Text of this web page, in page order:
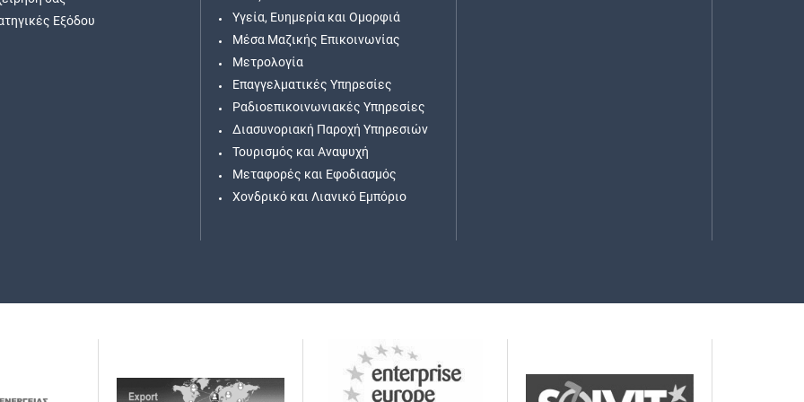
Εξόδου
Υγεία, Ευημερία και Ομορφιά
Μέσα Μαζικής Επικοινωνίας
Μετρολογία
Επαγγελματικές Υπηρεσίες
Ραδιοεπικοινωνιακές Υπηρεσίες
Διασυνοριακή Παροχή Υπηρεσιών
Τουρισμός και Αναψυχή
Μεταφορές και Εφοδιασμός
Χονδρικό και Λιανικό Εμπόριο